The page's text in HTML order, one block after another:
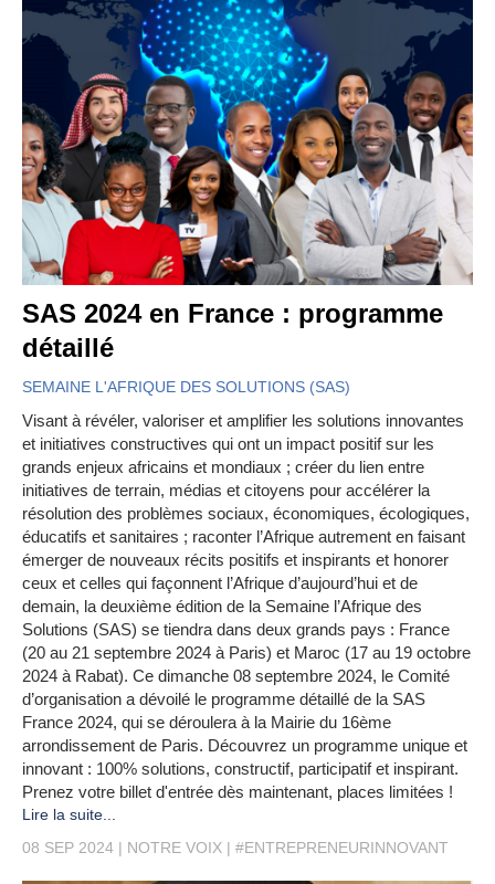
SAS 2024 en France : programme
détaillé
SEMAINE L'AFRIQUE DES SOLUTIONS (SAS)
Visant à révéler, valoriser et amplifier les solutions innovantes
et initiatives constructives qui ont un impact positif sur les
grands enjeux africains et mondiaux ; créer du lien entre
initiatives de terrain, médias et citoyens pour accélérer la
résolution des problèmes sociaux, économiques, écologiques,
éducatifs et sanitaires ; raconter l’Afrique autrement en faisant
émerger de nouveaux récits positifs et inspirants et honorer
ceux et celles qui façonnent l’Afrique d’aujourd’hui et de
demain, la deuxième édition de la Semaine l’Afrique des
Solutions (SAS) se tiendra dans deux grands pays : France
(20 au 21 septembre 2024 à Paris) et Maroc (17 au 19 octobre
2024 à Rabat). Ce dimanche 08 septembre 2024, le Comité
d’organisation a dévoilé le programme détaillé de la SAS
France 2024, qui se déroulera à la Mairie du 16ème
arrondissement de Paris. Découvrez un programme unique et
innovant : 100% solutions, constructif, participatif et inspirant.
Prenez votre billet d'entrée dès maintenant, places limitées !
Lire la suite...
08 SEP 2024
NOTRE VOIX #ENTREPRENEURINNOVANT